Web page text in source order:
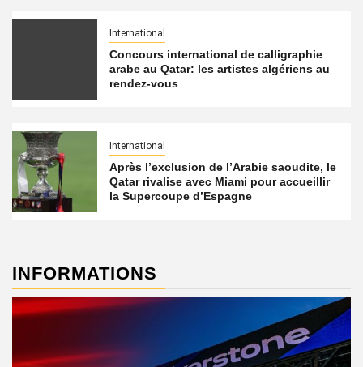
International
Concours international de calligraphie
arabe au Qatar: les artistes algériens au
rendez-vous
International
Après l’exclusion de l’Arabie saoudite, le
Qatar rivalise avec Miami pour accueillir
la Supercoupe d’Espagne
INFORMATIONS